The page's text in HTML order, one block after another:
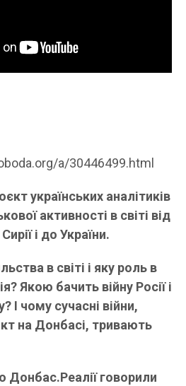
a/30446499.html
українських аналітиків
активності в світі від
і до України.
в світі і яку роль в
Якою бачить війну Росії і
І чому сучасні війни,
на Донбасі, тривають
Донбас.Реалії говорили